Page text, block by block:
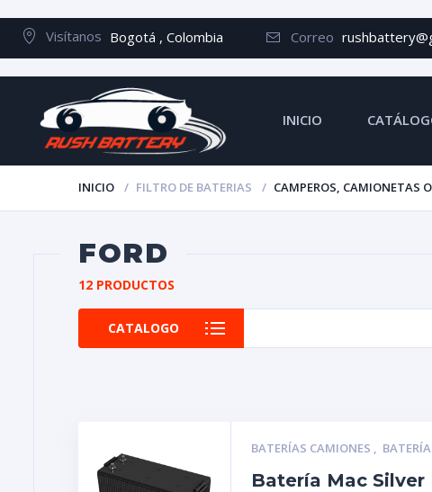
Visítanos Bogotá , Colombia Correo
INICIO
INICIO FILTRO DE BATERIAS CAMPEROS, CAMIONETAS
FORD
12 PRODUCTOS
CATALOGO
BATERÍAS CAMIONES ,
Batería Mac Silver